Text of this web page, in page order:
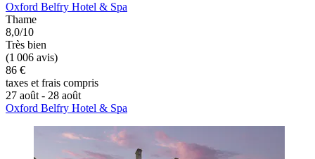
Oxford Belfry Hotel & Spa
Thame
8,0/10
Très bien
(1 006 avis)
86 €
taxes et frais compris
27 août - 28 août
Oxford Belfry Hotel & Spa